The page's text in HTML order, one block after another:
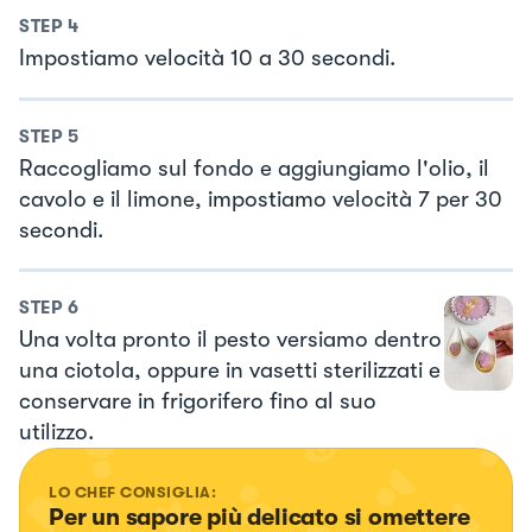
STEP 4
Impostiamo velocità 10 a 30 secondi.
STEP 5
Raccogliamo sul fondo e aggiungiamo l'olio, il
cavolo e il limone, impostiamo velocità 7 per 30
secondi.
STEP 6
Una volta pronto il pesto versiamo dentro
una ciotola, oppure in vasetti sterilizzati e
conservare in frigorifero fino al suo
utilizzo.
LO CHEF CONSIGLIA:
Per un sapore più delicato si omettere